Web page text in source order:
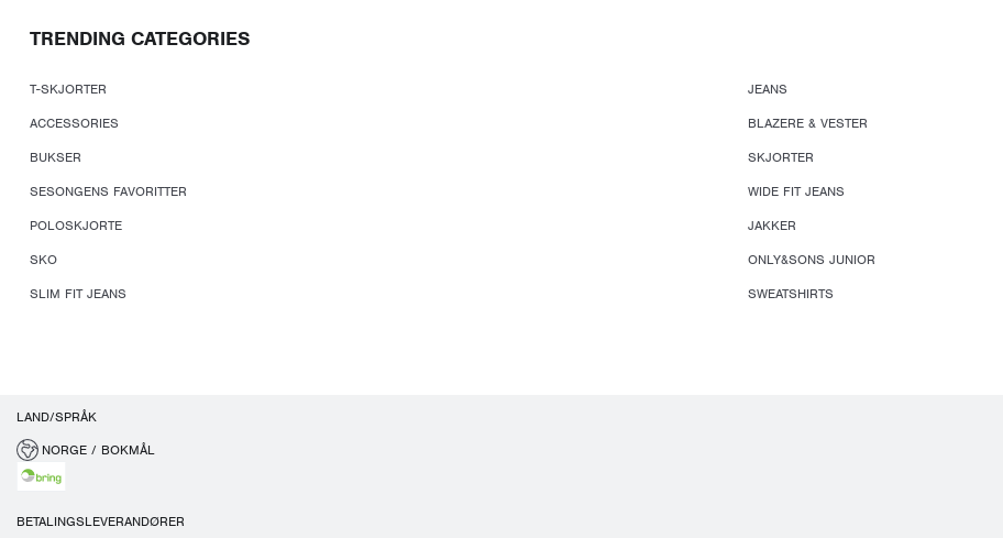
TRENDING CATEGORIES
T-SKJORTER
JEANS
ACCESSORIES
BLAZERE & VESTER
BUKSER
SKJORTER
SESONGENS FAVORITTER
WIDE FIT JEANS
POLOSKJORTE
JAKKER
SKO
ONLY&SONS JUNIOR
SLIM FIT JEANS
SWEATSHIRTS
LAND/SPRÅK
NORGE / BOKMÅL
BETALINGSLEVERANDØRER